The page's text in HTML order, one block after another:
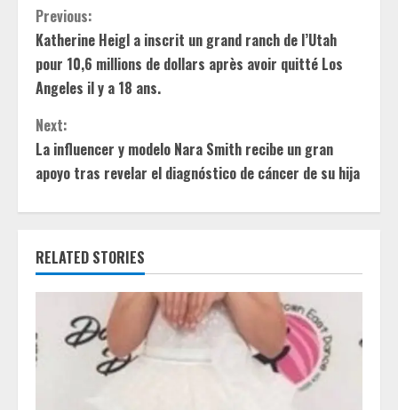
C
o
n
t
i
n
u
e
e
Previous:
Katherine Heigl a inscrit un grand ranch de l’Utah
pour 10,6 millions de dollars après avoir quitté Los
Angeles il y a 18 ans.
Next:
La influencer y modelo Nara Smith recibe un gran
apoyo tras revelar el diagnóstico de cáncer de su hija
RELATED STORIES